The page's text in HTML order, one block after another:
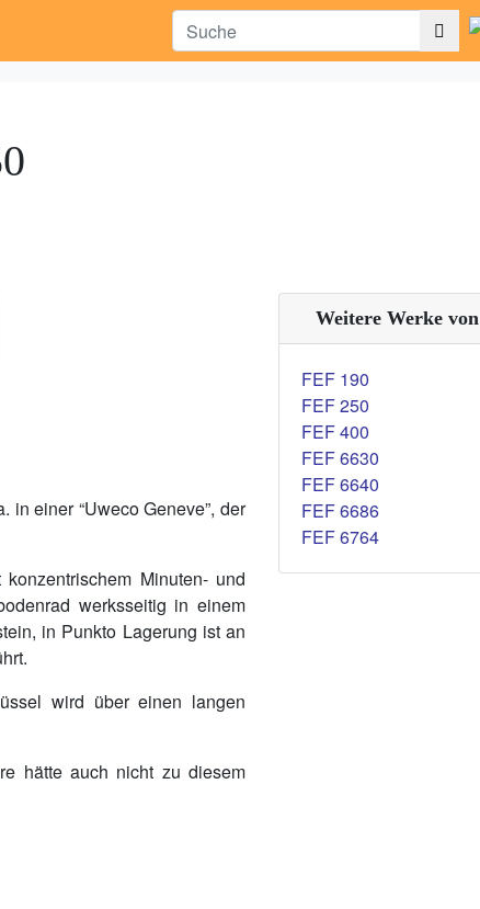
einer “Uweco Geneve”, der
Minuten- und
werksseitig in einem
in Punkto Lagerung ist an
wird über einen langen
hätte auch nicht zu diesem
Weitere Werke von
FEF 190
FEF 250
FEF 400
FEF 6630
FEF 6640
FEF 6686
FEF 6764